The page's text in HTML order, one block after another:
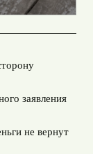
заявления
не вернут